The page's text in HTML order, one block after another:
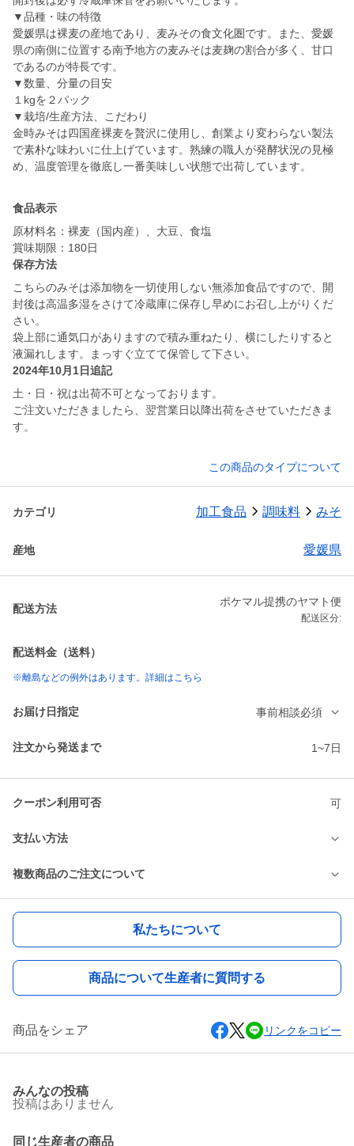
▼品種・味の特徴
愛媛県は裸麦の産地であり、麦みその食文化圏です。また、愛媛
県の南側に位置する南予地方の麦みそは麦麹の割合が多く、甘口
であるのが特長です。
▼数量、分量の目安
１kgを２パック
▼栽培/生産方法、こだわり
金時みそは四国産裸麦を贅沢に使用し、創業より変わらない製法
で素朴な味わいに仕上げています。熟練の職人が発酵状況の見極
め、温度管理を徹底し一番美味しい状態で出荷しています。
食品表示
原材料名：裸麦（国内産）、大豆、食塩
賞味期限：180日
保存方法
こちらのみそは添加物を一切使用しない無添加食品ですので、開
封後は高温多湿をさけて冷蔵庫に保存し早めにお召し上がりくだ
さい。
袋上部に通気口がありますので積み重ねたり、横にしたりすると
液漏れします。まっすぐ立てて保管して下さい。
2024年10月1日追記
土・日・祝は出荷不可となっております。
ご注文いただきましたら、翌営業日以降出荷をさせていただきま
す。
この商品のタイプについて
カテゴリ 加工食品 調味料 みそ
産地 愛媛県
配送方法
ポケマル提携のヤマト便
配送区分:
配送料金（送料）
※離島などの例外はあります。詳細はこちら
お届け日指定 事前相談必須
注文から発送まで 1~7日
クーポン利用可否 可
支払い方法
複数商品のご注文について
私たちについて
商品について生産者に質問する
商品をシェア リンクをコピー
みんなの投稿
投稿はありません
同じ生産者の商品